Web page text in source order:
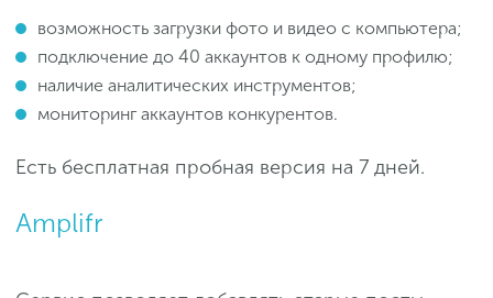
возможность загрузки фото и видео с компьютера;
подключение до 40 аккаунтов к одному профилю;
наличие аналитических инструментов;
мониторинг аккаунтов конкурентов.
Есть бесплатная пробная версия на 7 дней.
Amplifr